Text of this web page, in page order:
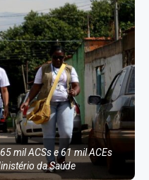
mil ACSs e 61 mil ACEs
da Saúde